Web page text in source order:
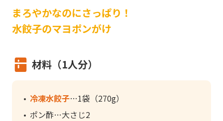
まろやかなのにさっぱり！
水餃子のマヨポンがけ
材料（1人分）
冷凍水餃子
1袋（270g）
ポン酢
大さじ2